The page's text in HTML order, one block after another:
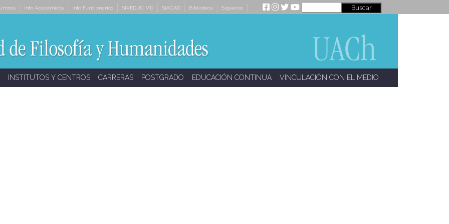
Info Académicos Info Funcionarios SIVEDUC MD SIACAD Biblioteca Síguenos
INSTITUTOS Y CENTROS CARRERAS POSTGRADO EDUCACIÓN CONTINUA VINCULACIÓN CON EL MEDIO